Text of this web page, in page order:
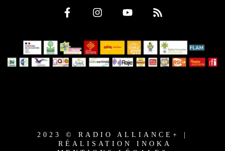
2023 © RADIO ALLIANCE+ |
RÉALISATION INOKA